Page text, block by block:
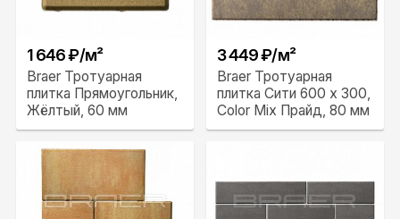
1 646 ₽/м²
Braer Тротуарная
плитка Прямоугольник,
Жёлтый, 60 мм
3 449 ₽/м²
Braer Тротуарная
плитка Сити 600 х 300,
Color Mix Прайд, 80 мм